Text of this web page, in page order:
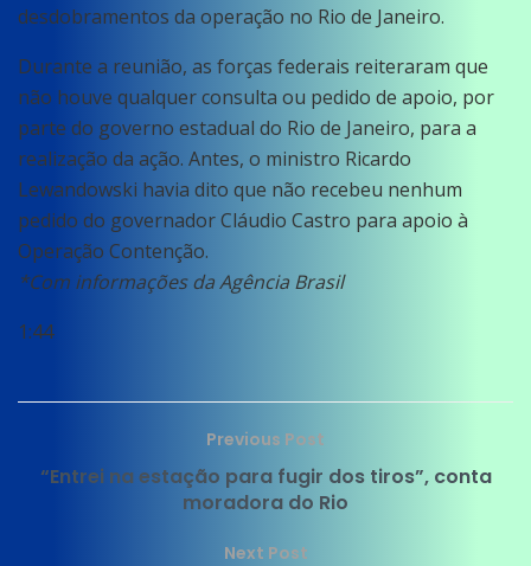
desdobramentos da operação no Rio de Janeiro.
Durante a reunião, as forças federais reiteraram que
não houve qualquer consulta ou pedido de apoio, por
parte do governo estadual do Rio de Janeiro, para a
realização da ação. Antes, o ministro Ricardo
Lewandowski havia dito que não recebeu nenhum
pedido do governador Cláudio Castro para apoio à
Operação Contenção.
*Com informações da Agência Brasil
1:44
Previous Post
“Entrei na estação para fugir dos tiros”, conta
moradora do Rio
Next Post